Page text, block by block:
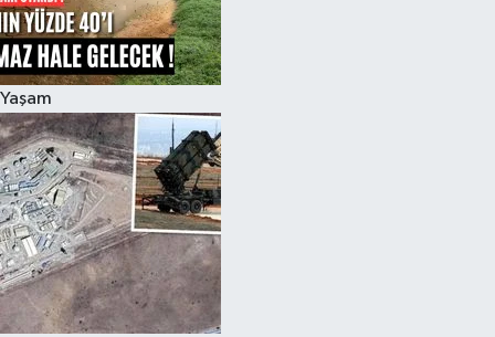
Yaşam